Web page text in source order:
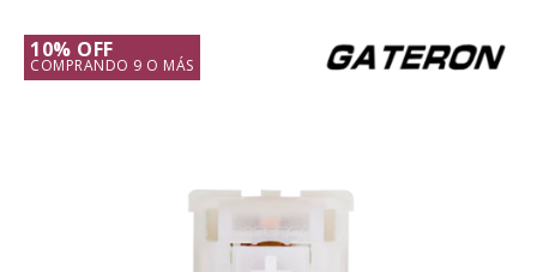
10% OFF
COMPRANDO 9 O MÁS